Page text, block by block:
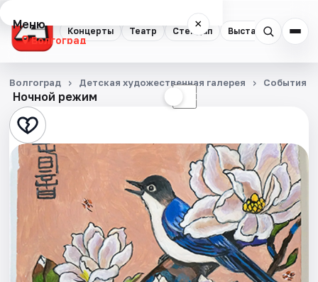
Концерты Театр Стендап Выставки
Меню ×
Волгоград
Концерты
Театр
Стендап
Выставки
Квесты
Экскурсии
Спорт
Ночной режим ☾
Волгоград Детская художественная галерея События